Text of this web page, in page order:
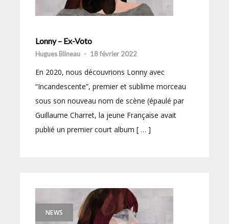
Lonny – Ex-Voto
Hugues Blineau - 18 février 2022
En 2020, nous découvrions Lonny avec
“Incandescente”, premier et sublime morceau
sous son nouveau nom de scène (épaulé par
Guillaume Charret, la jeune Française avait
publié un premier court album [ … ]
NEWS